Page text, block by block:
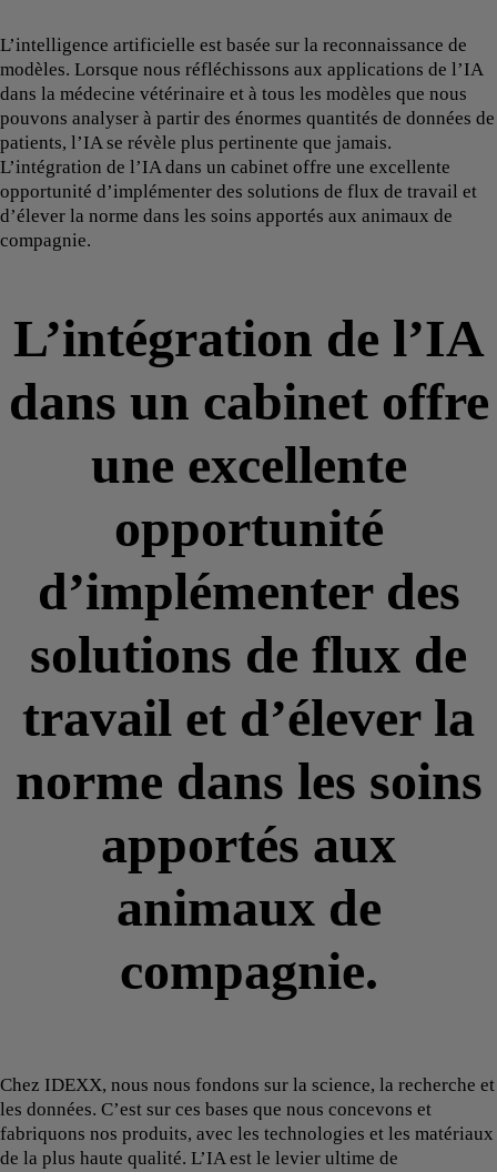
L’intelligence artificielle est basée sur la reconnaissance de
modèles. Lorsque nous réfléchissons aux applications de l’IA
dans la médecine vétérinaire et à tous les modèles que nous
pouvons analyser à partir des énormes quantités de données de
patients, l’IA se révèle plus pertinente que jamais.
L’intégration de l’IA dans un cabinet offre une excellente
opportunité d’implémenter des solutions de flux de travail et
d’élever la norme dans les soins apportés aux animaux de
compagnie.
L’intégration de l’IA
dans un cabinet offre
une excellente
opportunité
d’implémenter des
solutions de flux de
travail et d’élever la
norme dans les soins
apportés aux
animaux de
compagnie.
Chez IDEXX, nous nous fondons sur la science, la recherche et
les données. C’est sur ces bases que nous concevons et
fabriquons nos produits, avec les technologies et les matériaux
de la plus haute qualité. L’IA est le levier ultime de